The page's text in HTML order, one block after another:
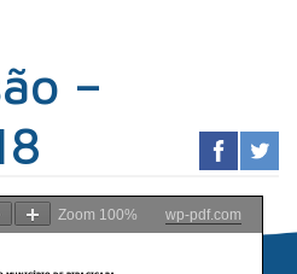
–
Zoom 100% wp-pdf.com